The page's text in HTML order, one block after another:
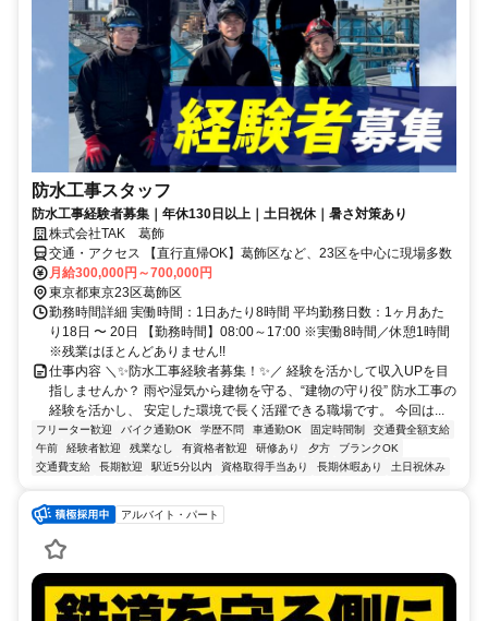
防水工事スタッフ
防水工事経験者募集｜年休130日以上｜土日祝休｜暑さ対策あり
株式会社TAK 葛飾
交通・アクセス 【直行直帰OK】葛飾区など、23区を中心に現場多数
月給300,000円～700,000円
東京都東京23区葛飾区
勤務時間詳細 実働時間：1日あたり8時間 平均勤務日数：1ヶ月あた
り18日 〜 20日 【勤務時間】08:00～17:00 ※実働8時間／休憩1時間
※残業はほとんどありません!!
仕事内容 ＼✨防水工事経験者募集！✨／ 経験を活かして収入UPを目
指しませんか？ 雨や湿気から建物を守る、“建物の守り役” 防水工事の
経験を活かし、 安定した環境で長く活躍できる職場です。 今回は...
フリーター歓迎 バイク通勤OK 学歴不問 車通勤OK 固定時間制
交通費全額支給
午前
経験者歓迎 残業なし 有資格者歓迎 研修あり 夕方
ブランクOK
交通費支給
長期歓迎 駅近5分以内 資格取得手当あり 長期休暇あり 土日祝休み
アルバイト・パート